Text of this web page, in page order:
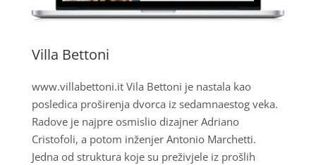
Villa Bettoni
www.villabettoni.it Vila Bettoni je nastala kao
posledica proširenja dvorca iz sedamnaestog veka.
Radove je najpre osmislio dizajner Adriano
Cristofoli, a potom inženjer Antonio Marchetti.
Jedna od struktura koje su preživjele iz prošlih